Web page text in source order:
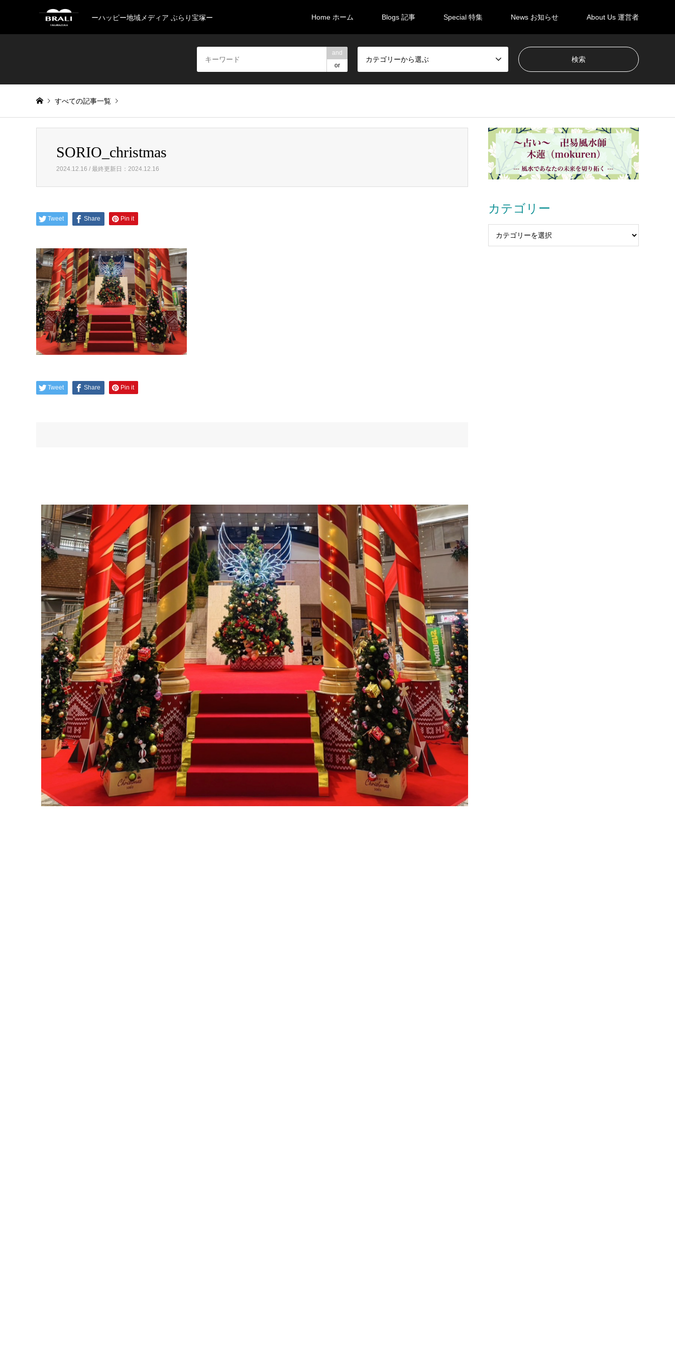
ーハッピー地域メディア ぶらり宝塚ー Home ホーム Blogs 記事 Special 特集 News お知らせ About Us 運営者
and
or
カテゴリーから選ぶ
すべての記事一覧
/home/brali/brali-takarazuka.com/public_html/wp-content/themes/gensen_tcd050/breadcrumb.phpon line94
SORIO_christmas
SORIO_christmas
2024.12.16 / 最終更新日：2024.12.16
Tweet Share Pin it
Tweet Share Pin it
カテゴリー